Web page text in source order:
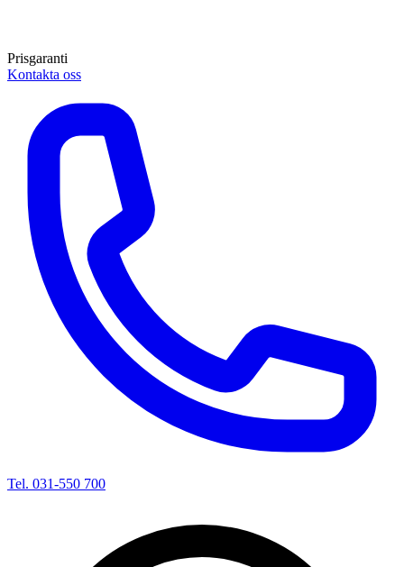
Prisgaranti
Kontakta oss
Tel. 031-550 700